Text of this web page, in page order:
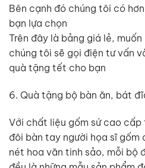
Bên cạnh đó chúng tôi có
bạn lựa chọn
Trên đây là bảng giá lẻ,
chúng tôi sẽ gọi điện tư vấn
quà tặng tết cho bạn
6. Quà tặng bộ bàn ăn, bát
Với chất liệu gốm sứ cao cấp
đôi bàn tay người họa sĩ gốm
nét hoa văn tinh sảo, mỗi bộ